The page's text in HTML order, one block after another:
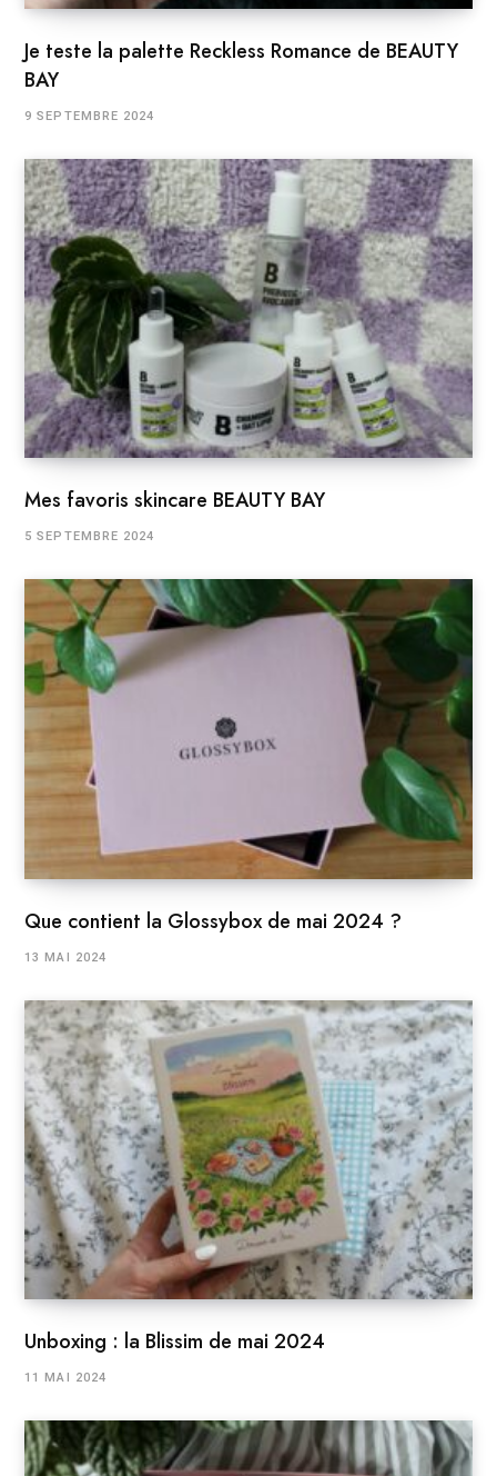
Je teste la palette Reckless Romance de BEAUTY
BAY
9 SEPTEMBRE 2024
Mes favoris skincare BEAUTY BAY
5 SEPTEMBRE 2024
Que contient la Glossybox de mai 2024 ?
13 MAI 2024
Unboxing : la Blissim de mai 2024
11 MAI 2024